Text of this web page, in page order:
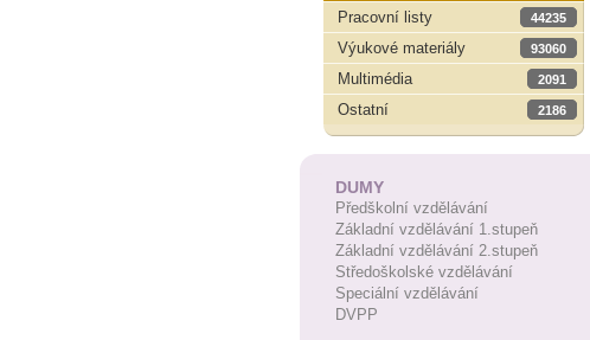
Pracovní listy
44235
Výukové materiály 93060
Multimédia 2091
Ostatní 2186
DUMY
Předškolní vzdělávání
Základní vzdělávání 1.stupeň
Základní vzdělávání 2.stupeň
Středoškolské vzdělávání
Speciální vzdělávání
DVPP